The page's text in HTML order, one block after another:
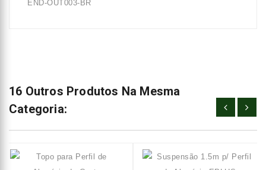
END-OUT003-BR
16 Outros Produtos Na Mesma
Categoria: